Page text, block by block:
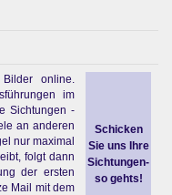
online.
im
Sichtungen -
an anderen
nur maximal
folgt dann
der ersten
Mail mit dem
Schicken
Sie uns Ihre
Sichtungen-
so gehts!